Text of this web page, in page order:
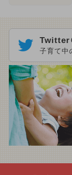
Twitter
子育て中